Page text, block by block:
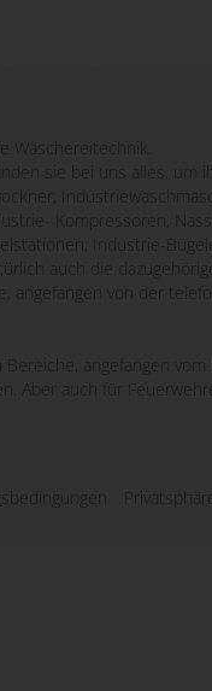
Wäschereitechnik.
sie bei uns alles, um
Kompressoren,
Industrie-
auch die
angefangen von der
angefangen
Aber auch für